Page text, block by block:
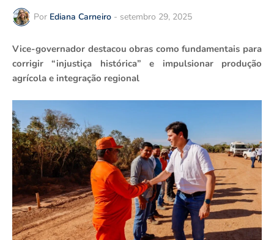
Por Ediana Carneiro - setembro 29, 2025
Vice-governador destacou obras como fundamentais para
corrigir “injustiça histórica” e impulsionar produção
agrícola e integração regional